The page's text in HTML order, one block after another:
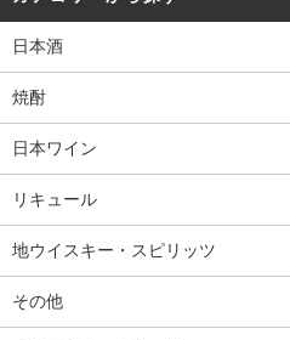
日本酒
焼酎
日本ワイン
リキュール
地ウイスキー・スピリッツ
その他